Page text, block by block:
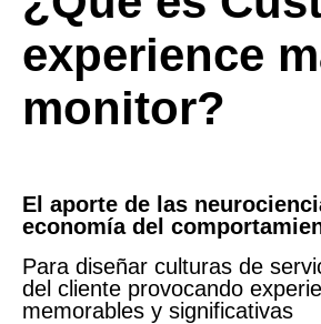
experience
monitor?
El aporte de las
economía del
Para diseñar culturas de
del cliente provocando
memorables y significativas